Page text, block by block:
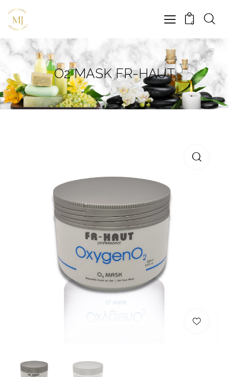
0
O2 MASK FR-HAUT